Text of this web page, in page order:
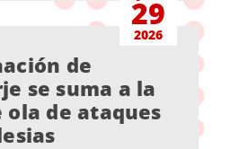
29
2026
de
se suma a la
de ataques